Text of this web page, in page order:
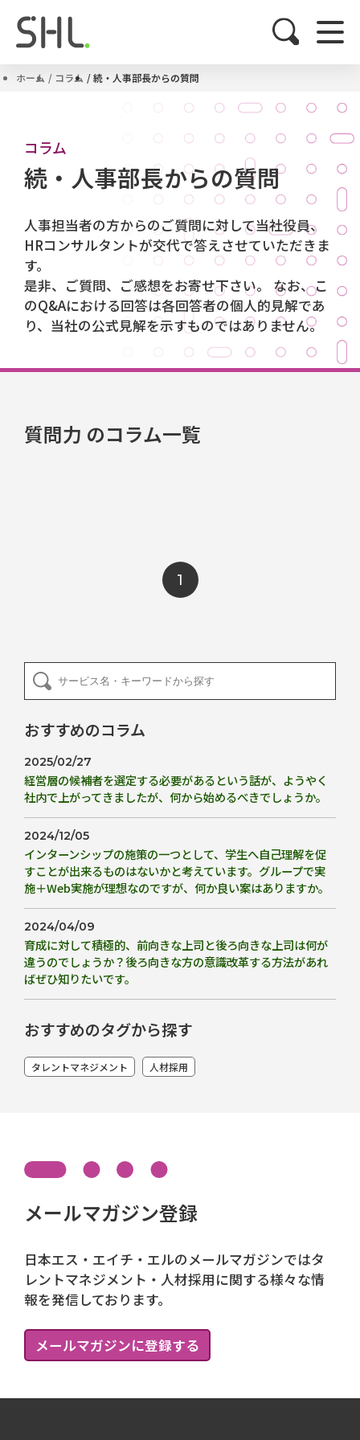
ホーム コラム 続・人事部長からの質問
コラム
続・人事部長からの質問
人事担当者の方からのご質問に対して当社役員、
HRコンサルタントが交代で答えさせていただきま
す。
是非、ご質問、ご感想をお寄せ下さい。 なお、こ
のQ&Aにおける回答は各回答者の個人的見解であ
り、当社の公式見解を示すものではありません。
質問力 のコラム一覧
おすすめのコラム
2025/02/27
経営層の候補者を選定する必要があるという話が、ようやく
社内で上がってきましたが、何から始めるべきでしょうか。
2024/12/05
インターンシップの施策の一つとして、学生へ自己理解を促
すことが出来るものはないかと考えています。グループで実
施＋Web実施が理想なのですが、何か良い案はありますか。
2024/04/09
育成に対して積極的、前向きな上司と後ろ向きな上司は何が
違うのでしょうか？後ろ向きな方の意識改革する方法があれ
ばぜひ知りたいです。
おすすめのタグから探す
タレントマネジメント 人材採用
1
メールマガジン登録
日本エス・エイチ・エルのメールマガジンではタ
レントマネジメント・人材採用に関する様々な情
報を発信しております。
メールマガジンに登録する